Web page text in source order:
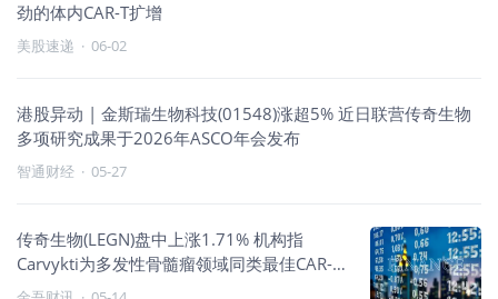
劲的体内CAR-T扩增
美股速递 · 06-02
港股异动 | 金斯瑞生物科技(01548)涨超5% 近日联营传奇生物
多项研究成果于2026年ASCO年会发布
智通财经 · 05-27
传奇生物(LEGN)盘中上涨1.71% 机构指
Carvykti为多发性骨髓瘤领域同类最佳CAR-T
疗法